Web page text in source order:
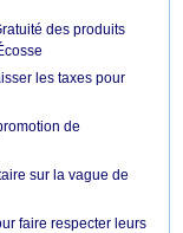
des produits
les taxes pour
de
sur la vague de
faire respecter leurs